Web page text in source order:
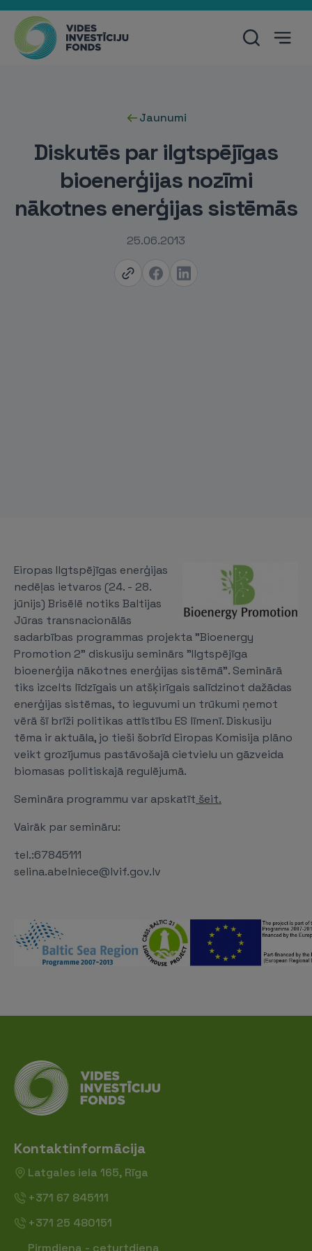
Jaunumi
Diskutēs par ilgtspējīgas
bioenerģijas nozīmi
nākotnes enerģijas sistēmās
25.06.2013
Eiropas Ilgtspējīgas enerģijas
nedēļas ietvaros (24. - 28.
jūnijs) Brisēlē notiks Baltijas
Jūras transnacionālās
sadarbības programmas projekta "Bioenergy
Promotion 2" diskusiju seminārs "Ilgtspējīga
bioenerģija nākotnes enerģijas sistēmā". Seminārā
tiks izcelts līdzīgais un atšķirīgais salīdzinot dažādas
enerģijas sistēmas, to ieguvumi un trūkumi ņemot
vērā šī brīži politikas attīstību ES līmenī. Diskusiju
tēma ir aktuāla, jo tieši šobrīd Eiropas Komisija plāno
veikt grozījumus pastāvošajā cietvielu un gāzveida
biomasas politiskajā regulējumā.
Semināra programmu var apskatīt šeit.
Vairāk par semināru:
tel.:67845111
selina.abelniece@lvif.gov.lv
Kontaktinformācija
Latgales iela 165, Rīga
+371 67 845111
+371 25 480151
Pirmdiena - ceturtdiena